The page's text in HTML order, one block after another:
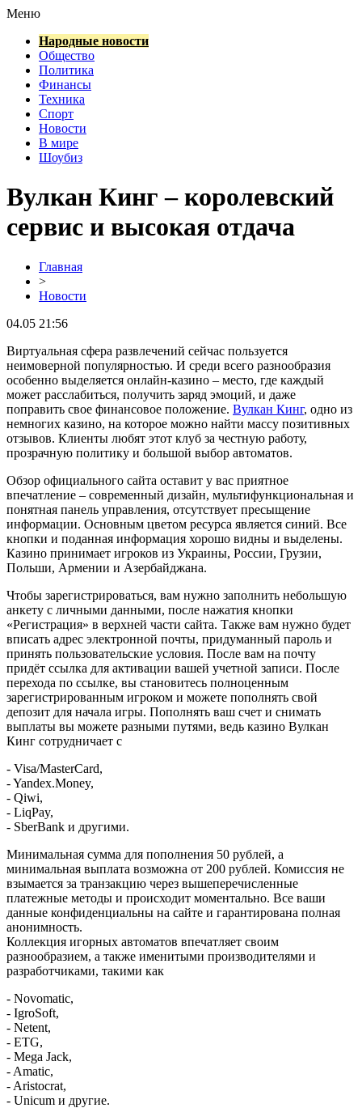
Меню
Народные новости
Общество
Политика
Финансы
Техника
Спорт
Новости
В мире
Шоубиз
Вулкан Кинг – королевский
сервис и высокая отдача
Главная
>
Новости
04.05 21:56
Виртуальная сфера развлечений сейчас пользуется
неимоверной популярностью. И среди всего разнообразия
особенно выделяется онлайн-казино – место, где каждый
может расслабиться, получить заряд эмоций, и даже
поправить свое финансовое положение. Вулкан Кинг, одно из
немногих казино, на которое можно найти массу позитивных
отзывов. Клиенты любят этот клуб за честную работу,
прозрачную политику и большой выбор автоматов.
Обзор официального сайта оставит у вас приятное
впечатление – современный дизайн, мультифункциональная и
понятная панель управления, отсутствует пресыщение
информации. Основным цветом ресурса является синий. Все
кнопки и поданная информация хорошо видны и выделены.
Казино принимает игроков из Украины, России, Грузии,
Польши, Армении и Азербайджана.
Чтобы зарегистрироваться, вам нужно заполнить небольшую
анкету с личными данными, после нажатия кнопки
«Регистрация» в верхней части сайта. Также вам нужно будет
вписать адрес электронной почты, придуманный пароль и
принять пользовательские условия. После вам на почту
придёт ссылка для активации вашей учетной записи. После
перехода по ссылке, вы становитесь полноценным
зарегистрированным игроком и можете пополнять свой
депозит для начала игры. Пополнять ваш счет и снимать
выплаты вы можете разными путями, ведь казино Вулкан
Кинг сотрудничает с
- Visa/MasterCard,
- Yandex.Money,
- Qiwi,
- LiqPay,
- SberBank и другими.
Минимальная сумма для пополнения 50 рублей, а
минимальная выплата возможна от 200 рублей. Комиссия не
взымается за транзакцию через вышеперечисленные
платежные методы и происходит моментально. Все ваши
данные конфиденциальны на сайте и гарантирована полная
анонимность.
Коллекция игорных автоматов впечатляет своим
разнообразием, а также именитыми производителями и
разработчиками, такими как
- Novomatic,
- IgroSoft,
- Netent,
- ETG,
- Mega Jack,
- Amatic,
- Aristocrat,
- Unicum и другие.